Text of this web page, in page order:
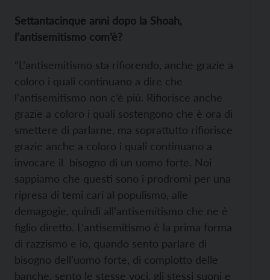
Settantacinque anni dopo la Shoah,
l’antisemitismo com’è?
“L’antisemitismo sta rifiorendo, anche grazie a
coloro i quali continuano a dire che
l’antisemitismo non c’è più. Rifiorisce anche
grazie a coloro i quali sostengono che è ora di
smettere di parlarne, ma soprattutto rifiorisce
grazie anche a coloro i quali continuano a
invocare il bisogno di un uomo forte. Noi
sappiamo che questi sono i prodromi per una
ripresa di temi cari al populismo, alle
demagogie, quindi all’antisemitismo che ne è
figlio diretto. L’antisemitismo è la prima forma
di razzismo e io, quando sento parlare di
bisogno dell’uomo forte, di complotto delle
banche, sento le stesse voci, gli stessi suoni e